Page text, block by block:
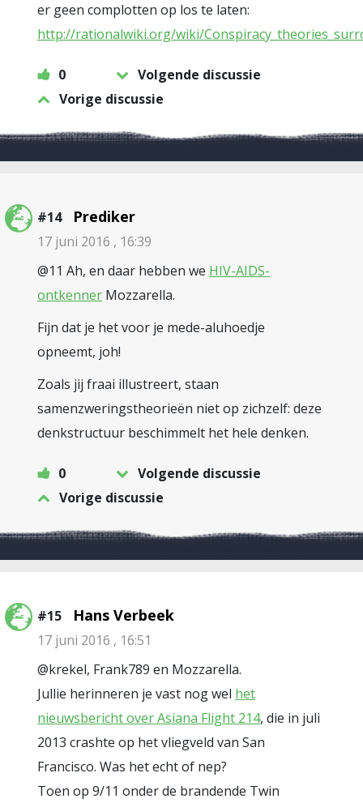
er geen complotten op los te laten:
http://rationalwiki.org/wiki/
0
Volgende discussie
Vorige discussie
#14 Prediker
17 juni 2016 , 16:39
@11 Ah, en daar hebben we HIV-AIDS-
ontkenner Mozzarella.
Fijn dat je het voor je mede-aluhoedje
opneemt, joh!
Zoals jij fraai illustreert, staan
samenzweringstheorieën niet op zichzelf: deze
denkstructuur beschimmelt het hele denken.
0
Volgende discussie
Vorige discussie
#15 Hans Verbeek
17 juni 2016 , 16:51
@krekel, Frank789 en Mozzarella.
Jullie herinneren je vast nog wel het
nieuwsbericht over Asiana Flight 214, die in juli
2013 crashte op het vliegveld van San
Francisco. Was het echt of nep?
Toen op 9/11 onder de brandende Twin